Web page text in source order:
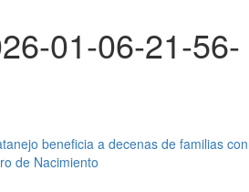
01-06-21-56-
beneficia a decenas de familias con
de Nacimiento